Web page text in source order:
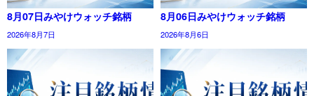
8月07日みやけウォッチ銘柄
2026年8月7日
8月06日みやけウォッチ銘柄
2026年8月6日